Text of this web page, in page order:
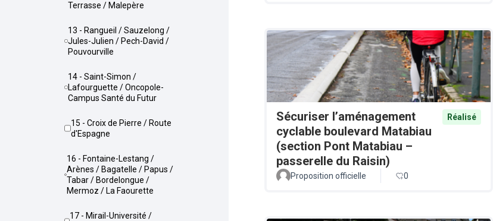
Terrasse / Malepère
13 - Rangueil / Sauzelong /
Jules-Julien / Pech-David /
Pouvourville
14 - Saint-Simon /
Lafourguette / Oncopole-
Campus Santé du Futur
15 - Croix de Pierre / Route
d'Espagne
16 - Fontaine-Lestang /
Arènes / Bagatelle / Papus /
Tabar / Bordelongue /
Mermoz / La Faourette
17 - Mirail-Université /
Sécuriser l’aménagement
cyclable boulevard Matabiau
(section Pont Matabiau –
passerelle du Raisin)
Réalisé
Proposition officielle 0